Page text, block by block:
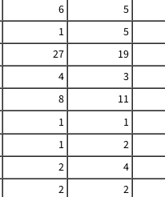
6 5
1 5
27 19
4 3
8 11
1 1
1 2
2 4
2 2